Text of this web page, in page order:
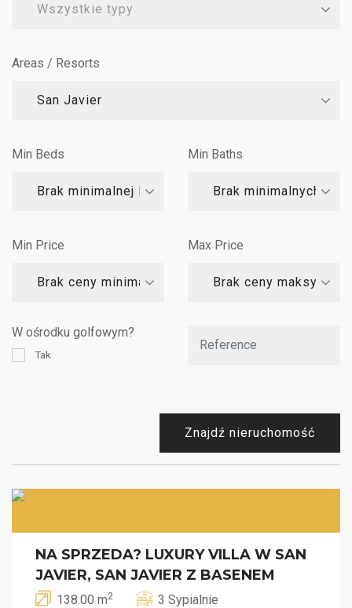
Wszystkie typy
Areas / Resorts
San Javier
Min Beds
Brak minimalnej liczby sypialni
Min Baths
Brak minimalnych
Min Price
Brak ceny minimalnej
Max Price
Brak ceny
W ośrodku golfowym?
Tak
Znajdź nieruchomość
NA SPRZEDA? LUXURY VILLA W SAN
JAVIER, SAN JAVIER Z BASENEM
138.00 m2
3 Sypialnie